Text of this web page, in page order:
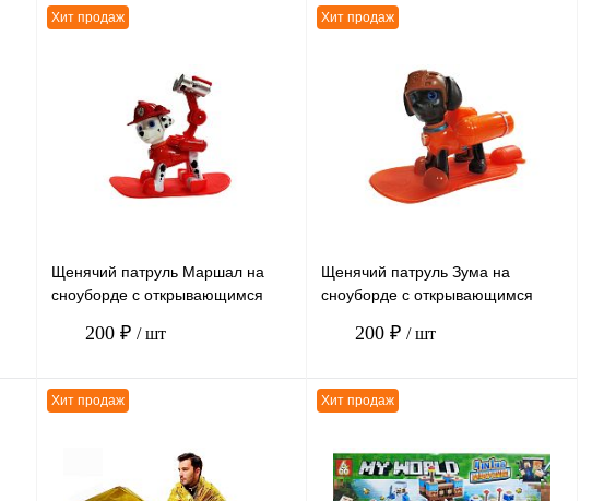
К сравнению
В избранное
наличии
К сравнению
наличии
Хит продаж
Щенячий патруль Маршал на
сноуборде с открывающимся
200 ₽ / шт
К сравнению
Хит продаж
Щенячий патруль Зума на
сноуборде с открывающимся
200 ₽/ шт
К сравнению
Хит продаж Хит продаж